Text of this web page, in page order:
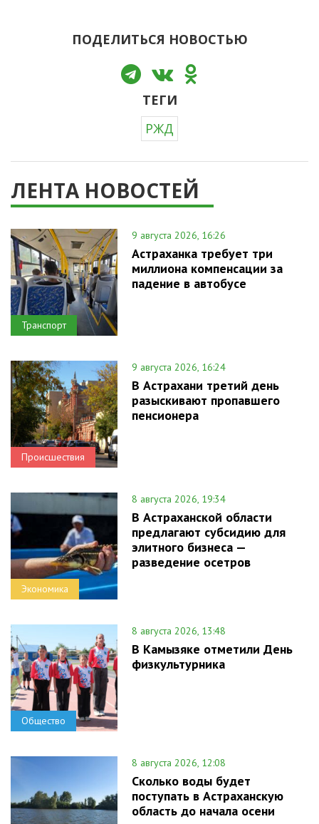
ПОДЕЛИТЬСЯ НОВОСТЬЮ
ТЕГИ
РЖД
ЛЕНТА НОВОСТЕЙ
Транспорт
9 августа 2026, 16:26
Астраханка требует три
миллиона компенсации за
падение в автобусе
Происшествия
9 августа 2026, 16:24
В Астрахани третий день
разыскивают пропавшего
пенсионера
Экономика
8 августа 2026, 19:34
В Астраханской области
предлагают субсидию для
элитного бизнеса —
разведение осетров
Общество
8 августа 2026, 13:48
В Камызяке отметили День
физкультурника
8 августа 2026, 12:08
Сколько воды будет
поступать в Астраханскую
область до начала осени